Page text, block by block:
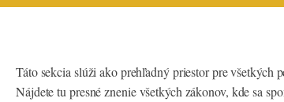
Táto sekcia slúži ako prehľadný priestor pre všetkých
Nájdete tu presné znenie všetkých zákonov, kde sa